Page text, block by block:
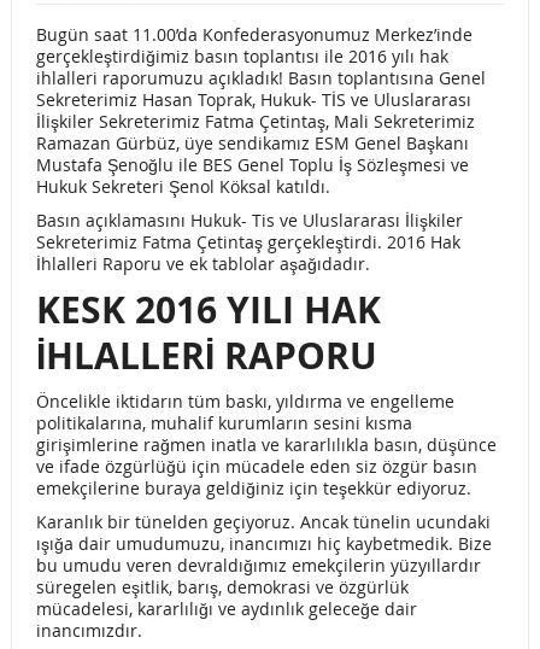
Müdürlüklerinde görev yapan sanat emekçilerinin dikkatine!
BASIN AÇIKLAMASI
KÜLTÜR SANAT-SEN KADIN ANKET ÇALIŞMASI HABER…
BİLGİ EDİNME TALEBİ… BİLGİ EDİNME TALEBİ…
8 MART KADINLARIN ULUSLARARASI BİRLİK, MÜCADELE
VE DAYANIŞMA GÜNÜ
OTOKRATLAR, SENDİKADAN VE ÖĞRETMENDEN
KORKAR…
MÜCADELE KADINLARI BİRLEŞTİRİR KADINLAR DÜNYAYI
ÖZGÜRLEŞTİRİR…
DEĞERLİ ÜYELERİMİZ VE MÜCADELE ARKADAŞLARIMIZ…
AYM’DEN “İFADE ÖZGÜRLÜĞÜ” KARARI…
İL ÖRGÜTLENMELERİ… İL ÖRGÜTLENMELERİ…
İL ÖRGÜTLENMELERİ…
Bugün saat 11.00’da Konfederasyonumuz Merkez’inde
gerçekleştirdiğimiz basın toplantısı ile 2016 yılı hak
ihlalleri raporumuzu açıkladık! Basın toplantısına Genel
Sekreterimiz Hasan Toprak, Hukuk- TİS ve Uluslararası
İlişkiler Sekreterimiz Fatma Çetintaş, Mali Sekreterimiz
Ramazan Gürbüz, üye sendikamız ESM Genel Başkanı
Mustafa Şenoğlu ile BES Genel Toplu İş Sözleşmesi ve
Hukuk Sekreteri Şenol Köksal katıldı.
Basın açıklamasını Hukuk- Tis ve Uluslararası İlişkiler
Sekreterimiz Fatma Çetintaş gerçekleştirdi. 2016 Hak
İhlalleri Raporu ve ek tablolar aşağıdadır.
KESK 2016 YILI HAK
İHLALLERİ RAPORU
Öncelikle iktidarın tüm baskı, yıldırma ve engelleme
politikalarına, muhalif kurumların sesini kısma
girişimlerine rağmen inatla ve kararlılıkla basın, düşünce
ve ifade özgürlüğü için mücadele eden siz özgür basın
emekçilerine buraya geldiğiniz için teşekkür ediyoruz.
Karanlık bir tünelden geçiyoruz. Ancak tünelin ucundaki
ışığa dair umudumuzu, inancımızı hiç kaybetmedik. Bize
bu umudu veren devraldığımız emekçilerin yüzyıllardır
süregelen eşitlik, barış, demokrasi ve özgürlük
mücadelesi, kararlılığı ve aydınlık geleceğe dair
inancımızdır.